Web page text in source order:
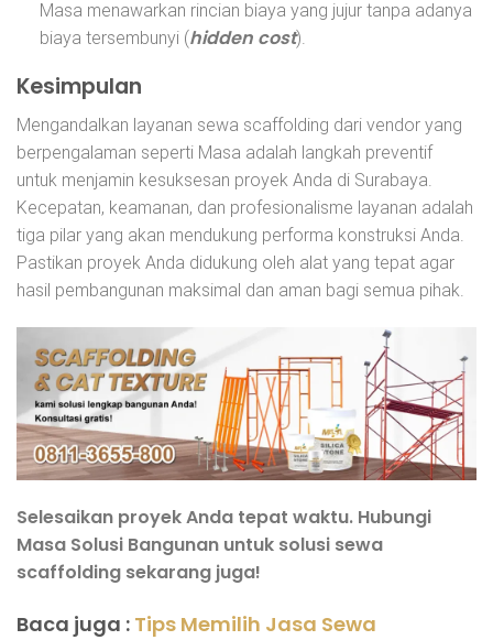
Masa menawarkan rincian biaya yang jujur tanpa adanya
biaya tersembunyi (hidden cost).
Kesimpulan
Mengandalkan layanan sewa scaffolding dari vendor yang
berpengalaman seperti Masa adalah langkah preventif
untuk menjamin kesuksesan proyek Anda di Surabaya.
Kecepatan, keamanan, dan profesionalisme layanan adalah
tiga pilar yang akan mendukung performa konstruksi Anda.
Pastikan proyek Anda didukung oleh alat yang tepat agar
hasil pembangunan maksimal dan aman bagi semua pihak.
Selesaikan proyek Anda tepat waktu. Hubungi
Masa Solusi Bangunan untuk solusi sewa
scaffolding sekarang juga!
Baca juga : Tips Memilih Jasa Sewa